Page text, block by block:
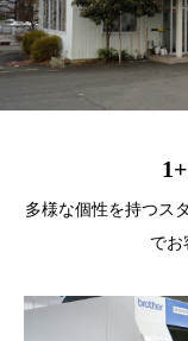
多様な個性を持つス
でお